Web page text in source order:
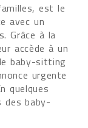
est le
avec un
Grâce à la
accède à un
baby-sitting
urgente
quelques
des baby-